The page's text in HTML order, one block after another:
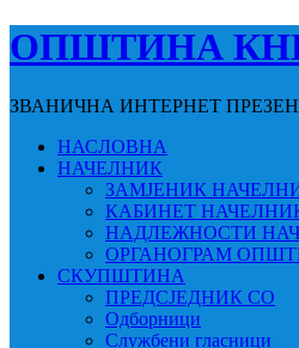
ОПШТИНА
ЗВАНИЧНА ИНТЕРНЕТ
НАСЛОВНА
НАЧЕЛНИК
ЗАМЈЕНИК
КАБИНЕТ
НАДЛЕЖНОСТИ
ОРГАНОГРАМ
СКУПШТИНА
ПРЕДСЈЕДНИК СО
Одборници
Службени гласници